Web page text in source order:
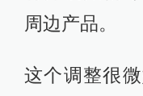
周边产品。
这个调整很